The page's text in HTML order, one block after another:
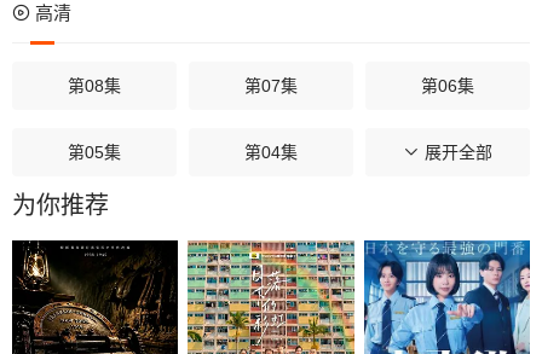
高清
第08集 第07集 第06集
第05集 第04集 第03集
第02集
展开全部
为你推荐